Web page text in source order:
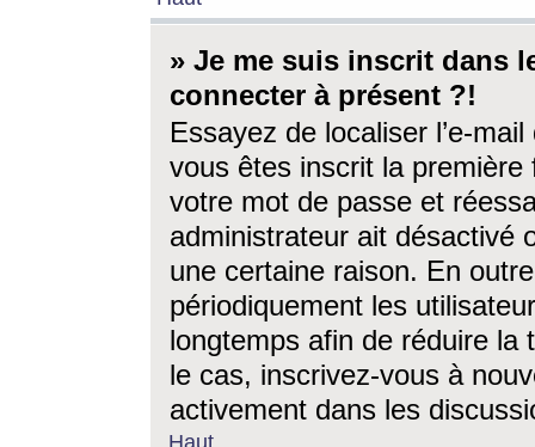
» Je me suis inscrit dans
connecter à présent ?!
Essayez de localiser l’e-
vous êtes inscrit la première
votre mot de passe et
administrateur ait désactivé
une certaine raison. En
périodiquement les
longtemps afin de réduire la
le cas, inscrivez-vous à
activement dans les
Haut